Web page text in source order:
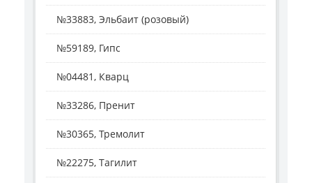
№33883, Эльбаит (розовый)
№59189, Гипс
№04481, Кварц
№33286, Пренит
№30365, Тремолит
№22275, Тагилит